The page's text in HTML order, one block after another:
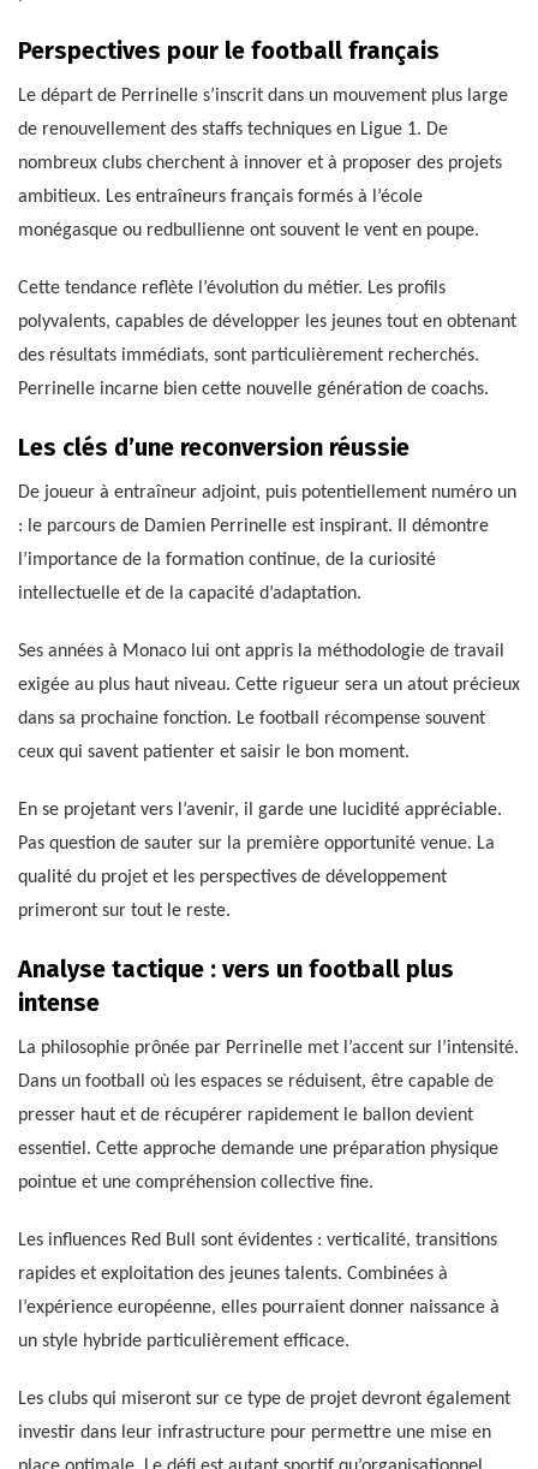
Perspectives pour le football français
Le départ de Perrinelle s’inscrit dans un mouvement plus large
de renouvellement des staffs techniques en Ligue 1. De
nombreux clubs cherchent à innover et à proposer des projets
ambitieux. Les entraîneurs français formés à l’école
monégasque ou redbullienne ont souvent le vent en poupe.
Cette tendance reflète l’évolution du métier. Les profils
polyvalents, capables de développer les jeunes tout en obtenant
des résultats immédiats, sont particulièrement recherchés.
Perrinelle incarne bien cette nouvelle génération de coachs.
Les clés d’une reconversion réussie
De joueur à entraîneur adjoint, puis potentiellement numéro un
: le parcours de Damien Perrinelle est inspirant. Il démontre
l’importance de la formation continue, de la curiosité
intellectuelle et de la capacité d’adaptation.
Ses années à Monaco lui ont appris la méthodologie de travail
exigée au plus haut niveau. Cette rigueur sera un atout précieux
dans sa prochaine fonction. Le football récompense souvent
ceux qui savent patienter et saisir le bon moment.
En se projetant vers l’avenir, il garde une lucidité appréciable.
Pas question de sauter sur la première opportunité venue. La
qualité du projet et les perspectives de développement
primeront sur tout le reste.
Analyse tactique : vers un football plus
intense
La philosophie prônée par Perrinelle met l’accent sur l’intensité.
Dans un football où les espaces se réduisent, être capable de
presser haut et de récupérer rapidement le ballon devient
essentiel. Cette approche demande une préparation physique
pointue et une compréhension collective fine.
Les influences Red Bull sont évidentes : verticalité, transitions
rapides et exploitation des jeunes talents. Combinées à
l’expérience européenne, elles pourraient donner naissance à
un style hybride particulièrement efficace.
Les clubs qui miseront sur ce type de projet devront également
investir dans leur infrastructure pour permettre une mise en